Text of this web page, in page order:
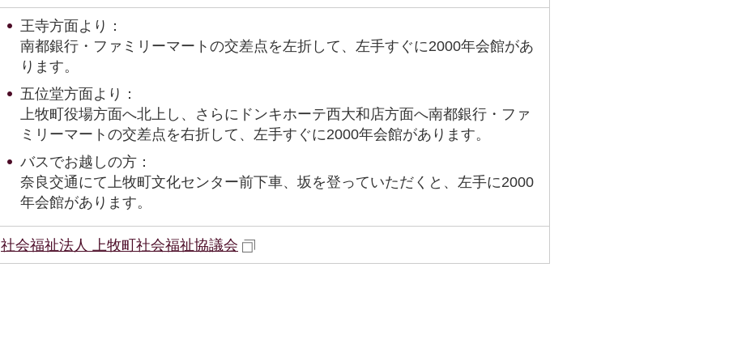
王寺方面より：
南都銀行・ファミリーマートの交差点を左折して、左手すぐに2000年会館があ
ります。
五位堂方面より：
上牧町役場方面へ北上し、さらにドンキホーテ西大和店方面へ南都銀行・ファ
ミリーマートの交差点を右折して、左手すぐに2000年会館があります。
バスでお越しの方：
奈良交通にて上牧町文化センター前下車、坂を登っていただくと、左手に2000
年会館があります。
社会福祉法人 上牧町社会福祉協議会